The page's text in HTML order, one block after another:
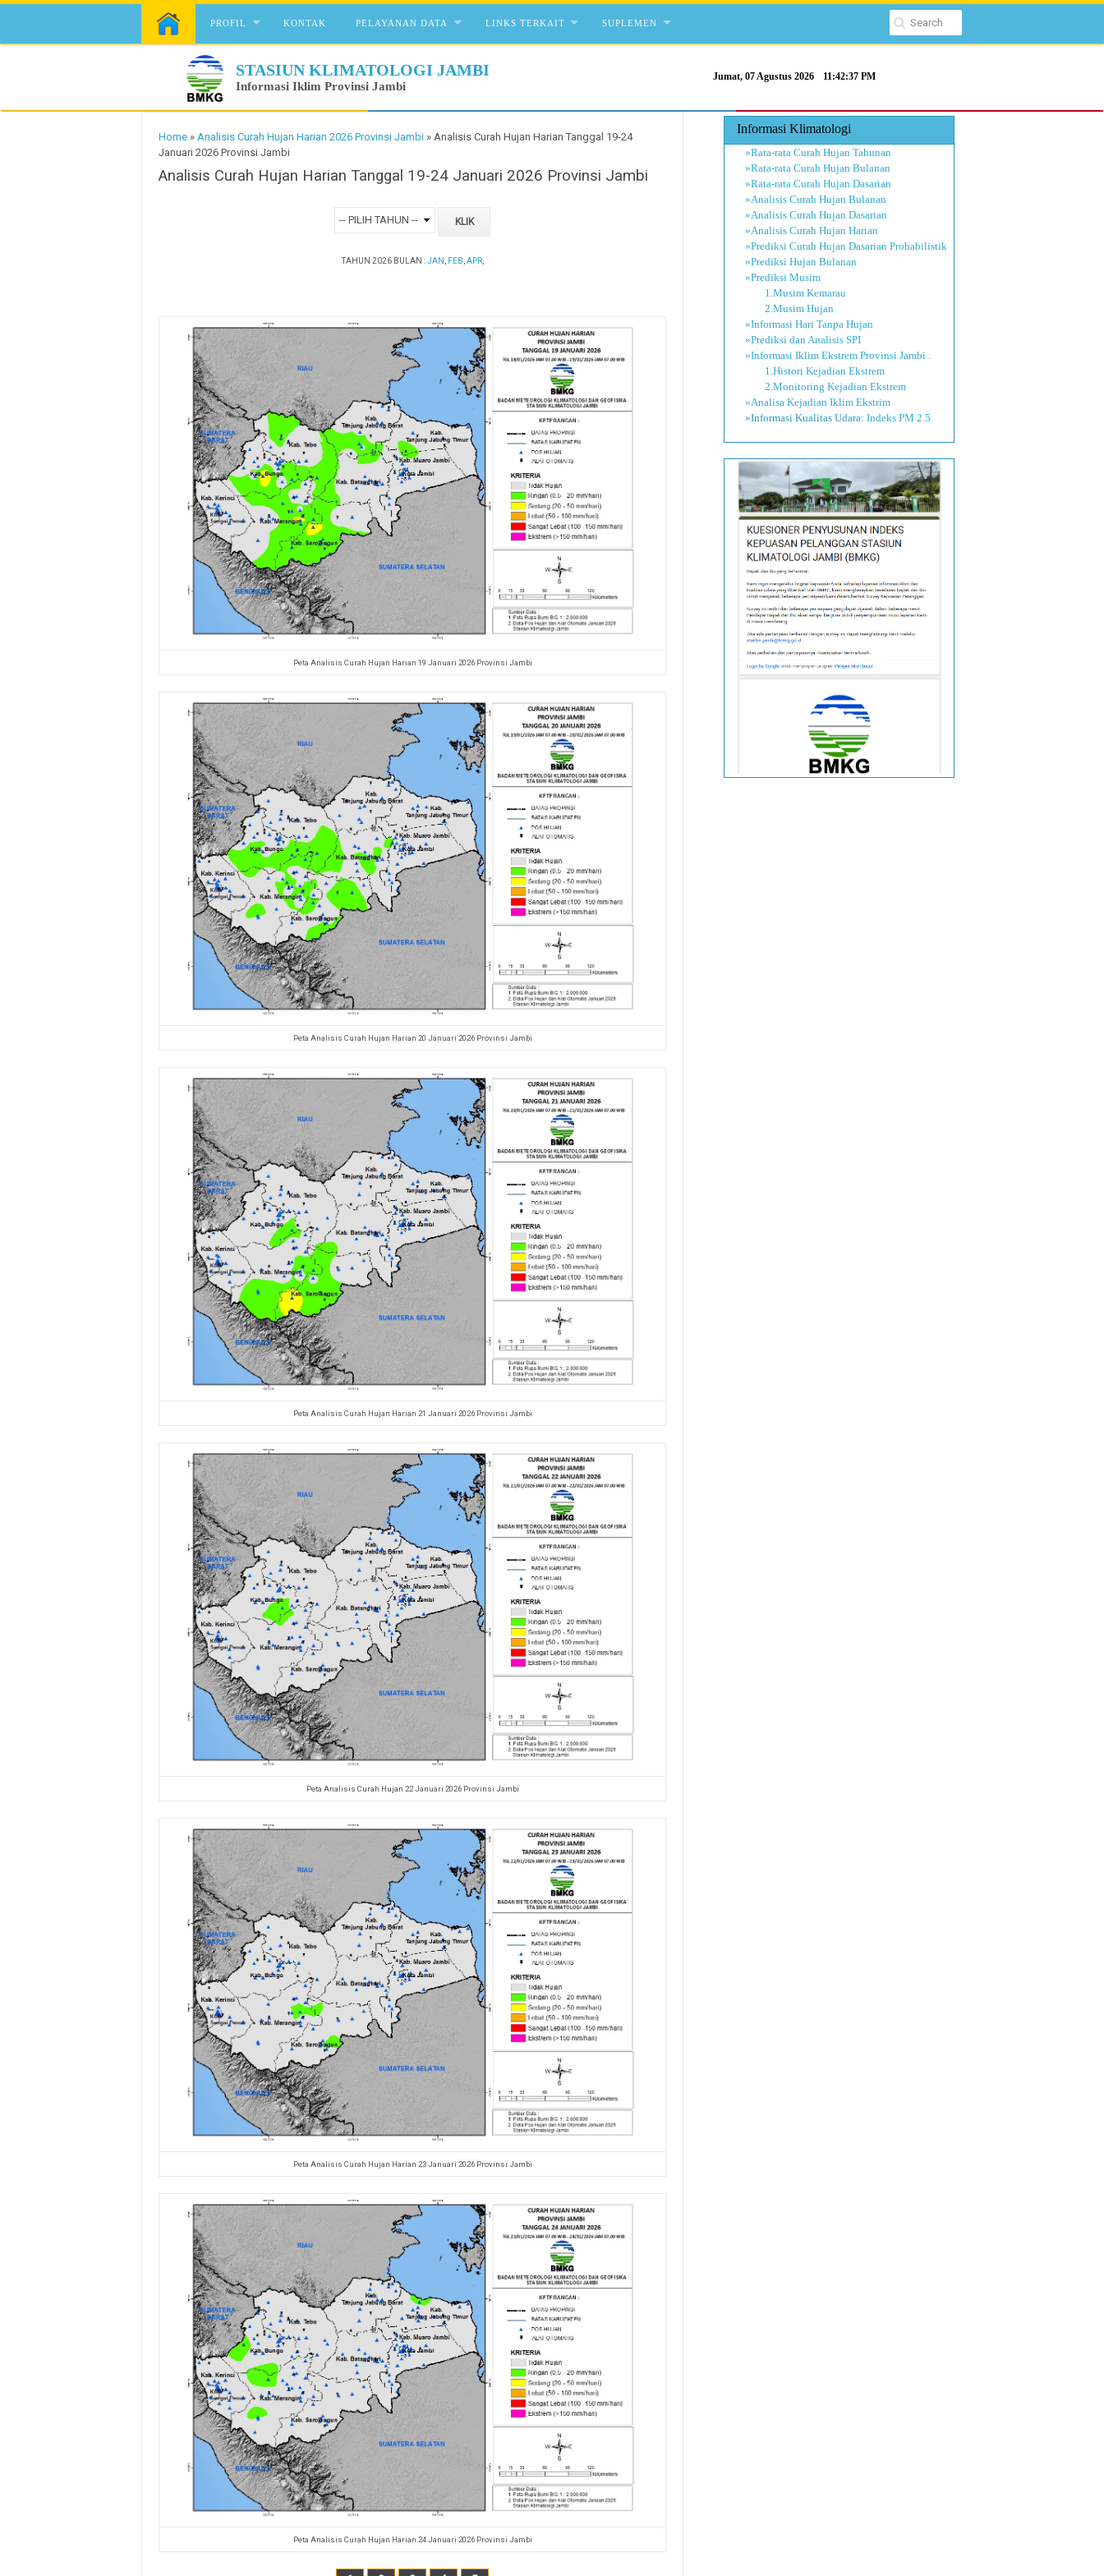
Skip to content
PROFIL KONTAK PELAYANAN DATA LINKS TERKAIT SUPLEMEN
STASIUN KLIMATOLOGI JAMBI
Informasi Iklim Provinsi Jambi
Jumat, 07 Agustus 2026 11:42:38 PM
Home » Analisis Curah Hujan Harian 2026 Provinsi Jambi » Analisis Curah Hujan Harian Tanggal 19-24
Januari 2026 Provinsi Jambi
Analisis Curah Hujan Harian Tanggal 19-24 Januari 2026 Provinsi Jambi
TAHUN 2026 BULAN :JAN FEB APR,
Peta Analisis Curah Hujan Harian 19 Januari 2026 Provinsi Jambi
Peta Analisis Curah Hujan Harian 20 Januari 2026 Provinsi Jambi
Peta Analisis Curah Hujan Harian 21 Januari 2026 Provinsi Jambi
Peta Analisis Curah Hujan 22 Januari 2026 Provinsi Jambi
Peta Analisis Curah Hujan Harian 23 Januari 2026 Provinsi Jambi
Peta Analisis Curah Hujan Harian 24 Januari 2026 Provinsi Jambi
Informasi Klimatologi
»Rata-rata Curah Hujan Tahunan
»Rata-rata Curah Hujan Bulanan
»Rata-rata Curah Hujan Dasarian
»Analisis Curah Hujan Bulanan
»Analisis Curah Hujan Dasarian
»Analisis Curah Hujan Harian
»Prediksi Curah Hujan Dasarian Probabilistik
»Prediksi Hujan Bulanan
»Prediksi Musim
1.Musim Kemarau
2.Musim Hujan
»Informasi Hari Tanpa Hujan
»Prediksi dan Analisis SPI
»Informasi Iklim Ekstrem Provinsi Jambi :
1.Histori Kejadian Ekstrem
2.Monitoring Kejadian Ekstrem
»Analisa Kejadian Iklim Ekstrim
»Informasi Kualitas Udara: Indeks PM 2.5